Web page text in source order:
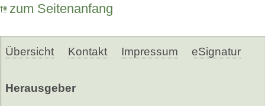
zum Seitenanfang
Übersicht Kontakt Impressum eSignatur
Herausgeber